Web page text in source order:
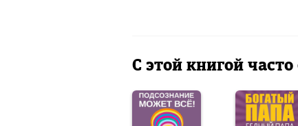
С этой книгой